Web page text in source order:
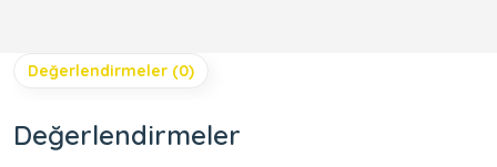
Değerlendirmeler (0)
Değerlendirmeler